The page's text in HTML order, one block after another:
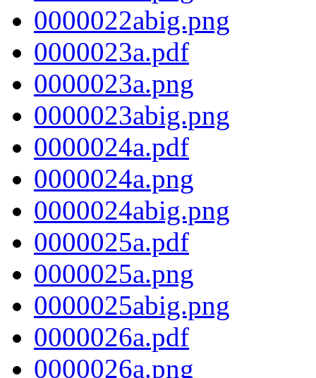
0000022abig.png
0000023a.pdf
0000023a.png
0000023abig.png
0000024a.pdf
0000024a.png
0000024abig.png
0000025a.pdf
0000025a.png
0000025abig.png
0000026a.pdf
0000026a.png